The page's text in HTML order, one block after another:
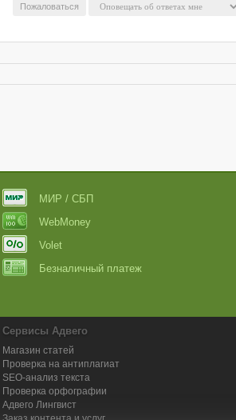
Пожаловаться
МИР / СБП
WebMoney
Volet
Безналичный платеж
Сервисы Адвего
Магазин статей
Проверка на антиплагиат
SEO-анализ текста
Проверка орфографии
Адвего Лингвист